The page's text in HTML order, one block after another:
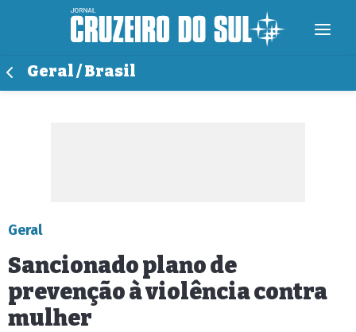
Geral / Brasil
Geral
Sancionado plano de
prevenção à violência contra
mulher